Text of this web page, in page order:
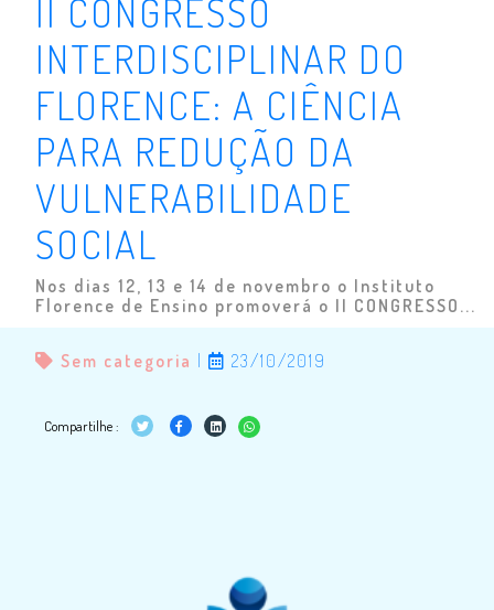
II CONGRESSO
INTERDISCIPLINAR DO
FLORENCE: A CIÊNCIA
PARA REDUÇÃO DA
VULNERABILIDADE
SOCIAL
Nos dias 12, 13 e 14 de novembro o Instituto
Florence de Ensino promoverá o II CONGRESSO...
Sem categoria 23/10/2019
Compartilhe :